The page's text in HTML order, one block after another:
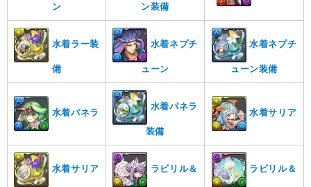
ン ン装備
水着ラー装
備
水着ネプチ
ューン
水着ネプチ
ューン装備
水着パネラ
水着パネラ
装備
水着サリア
水着サリア ラビリル＆ ラビリル＆